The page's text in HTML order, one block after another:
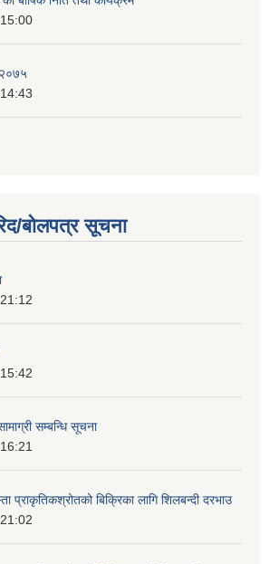
२०७५
बोलपत्र सूचना
सम्बन्धि सूचना
प्राकृतिकश्रोतको बिक्रिका लागि शिलबन्दी दरभाउ